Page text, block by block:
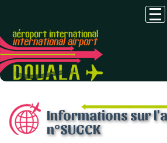
Informations sur
n°SUGCK